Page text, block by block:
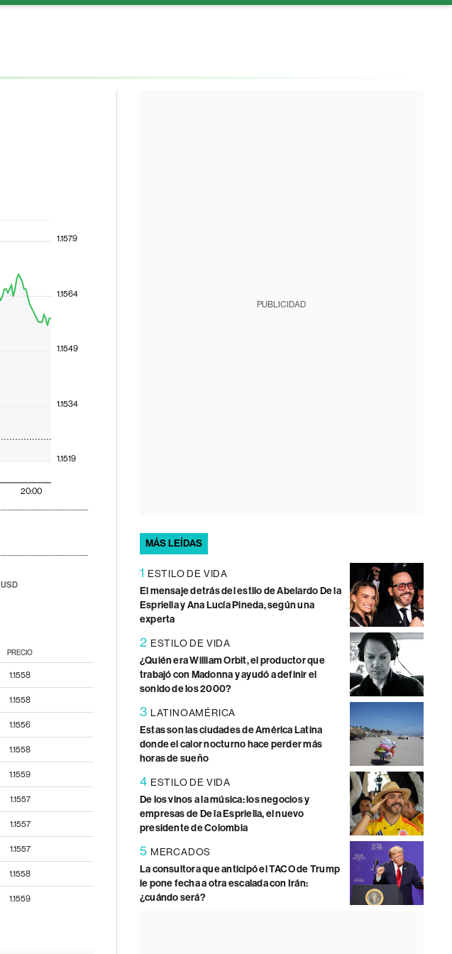
20:00
1.1519
1.1534
1.1549
1.1564
1.1579
USD
PRECIO
1.1558
1.1558
1.1556
1.1558
1.1559
1.1557
1.1557
1.1557
1.1558
1.1559
PUBLICIDAD
MÁS LEÍDAS
1 ESTILO DE VIDA
El mensaje detrás del estilo de Abelardo De la
Espriella y Ana Lucía Pineda, según una
experta
2 ESTILO DE VIDA
¿Quién era William Orbit, el productor que
trabajó con Madonna y ayudó a definir el
sonido de los 2000?
3 LATINOAMÉRICA
Estas son las ciudades de América Latina
donde el calor nocturno hace perder más
horas de sueño
4 ESTILO DE VIDA
De los vinos a la música: los negocios y
empresas de De la Espriella, el nuevo
presidente de Colombia
5 MERCADOS
La consultora que anticipó el TACO de Trump
le pone fecha a otra escalada con Irán:
¿cuándo será?